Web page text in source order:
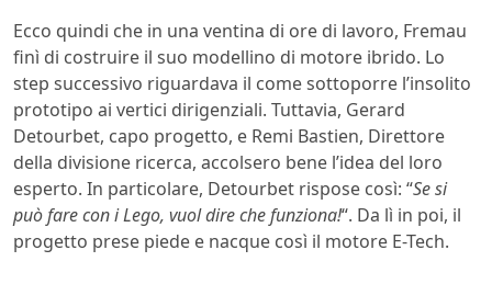
Ecco quindi che in una ventina di ore di lavoro, Fremau
finì di costruire il suo modellino di motore ibrido. Lo
step successivo riguardava il come sottoporre l’insolito
prototipo ai vertici dirigenziali. Tuttavia, Gerard
Detourbet, capo progetto, e Remi Bastien, Direttore
della divisione ricerca, accolsero bene l’idea del loro
esperto. In particolare, Detourbet rispose così: “Se si
può fare con i Lego, vuol dire che funziona!“. Da lì in poi, il
progetto prese piede e nacque così il motore E-Tech.